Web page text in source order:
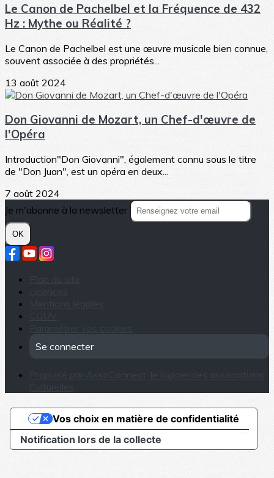
Le Canon de Pachelbel et la Fréquence de 432
Hz : Mythe ou Réalité ?
Le Canon de Pachelbel est une œuvre musicale bien connue,
souvent associée à des propriétés...
13 août 2024
Don Giovanni de Mozart, un Chef-d'œuvre de
l'Opéra
Introduction"Don Giovanni", également connu sous le titre
de "Don Juan", est un opéra en deux...
7 août 2024
Je m'abonne à la newsletter
OK
Se connecter
Notification lors de la collecte
Vos choix en matière de confidentialité